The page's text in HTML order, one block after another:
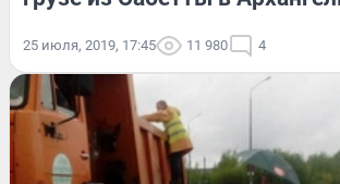
25 июля, 2019, 17:45 11 980 4